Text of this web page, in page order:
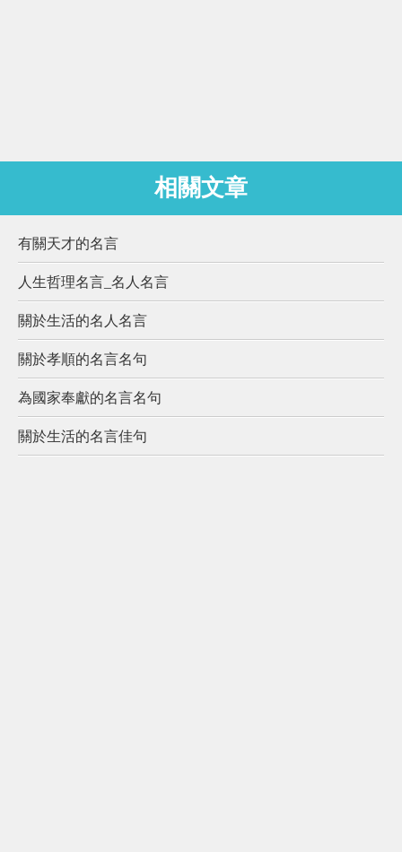
相關文章
有關天才的名言
人生哲理名言_名人名言
關於生活的名人名言
關於孝順的名言名句
為國家奉獻的名言名句
關於生活的名言佳句